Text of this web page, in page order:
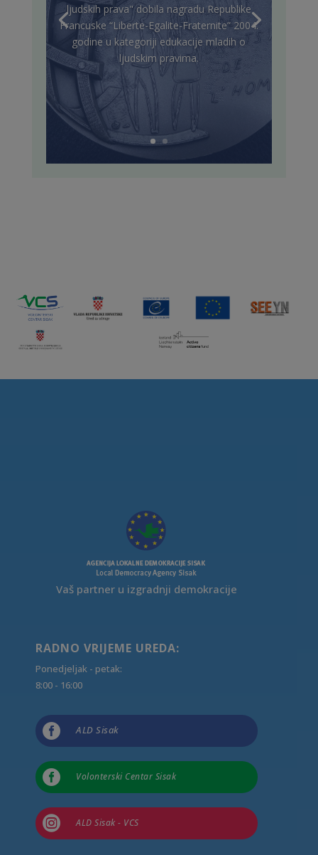
ljudskih prava" dobila nagradu Republike
Francuske “Liberte-Egalite-Fraternite” 2004.
godine u kategoriji edukacije mladih o
ljudskim pravima.
Vaš partner u izgradnji demokracije
RADNO VRIJEME UREDA:
Ponedjeljak - petak:
8:00 - 16:00
 ALD Sisak
 Volonterski Centar Sisak
 ALD Sisak - VCS